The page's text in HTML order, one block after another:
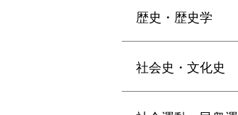
歴史・歴史学
社会史・文化史